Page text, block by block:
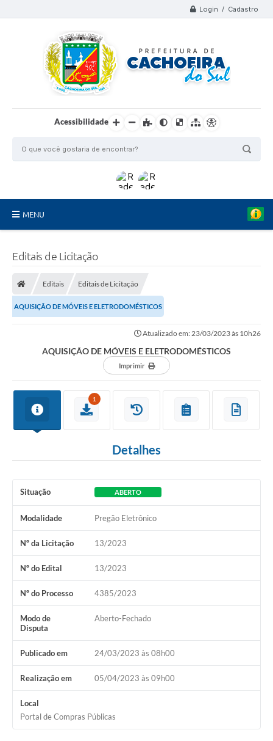
Login / Cadastro
Acessibilidade
MENU
Conselhos Municipais
Coleta seletiva - Informações
Eventos
Galeria de Fotos
A Nossa Cidade
A Prefeitura
Audiências Públicas
Gabinetes e Secretarias
Contas Públicas
Editais
Links
Serviços Online
Editais de Licitação
Editais Editais de Licitação
AQUISIÇÃO DE MÓVEIS E ELETRODOMÉSTICOS
Atualizado em: 23/03/2023 às 10h26
AQUISIÇÃO DE MÓVEIS E ELETRODOMÉSTICOS
Imprimir
1
Detalhes
Situação ABERTO
Modalidade Pregão Eletrônico
Nº da Licitação 13/2023
Nº do Edital 13/2023
Nº do Processo 4385/2023
Modo de
Disputa
Aberto-Fechado
Publicado em 24/03/2023 às 08h00
Realização em 05/04/2023 às 09h00
Local
Portal de Compras Públicas